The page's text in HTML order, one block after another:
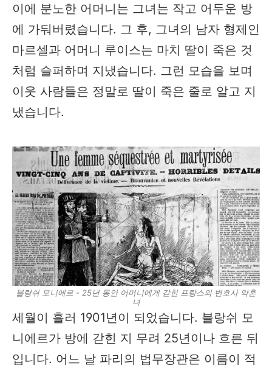
이에 분노한 어머니는 그녀는 작고 어두운 방
에 가둬버렸습니다. 그 후, 그녀의 남자 형제인
마르셀과 어머니 루이스는 마치 딸이 죽은 것
처럼 슬퍼하며 지냈습니다. 그런 모습을 보며
이웃 사람들은 정말로 딸이 죽은 줄로 알고 지
냈습니다.
블랑쉬 모니에르 - 25년 동안 어머니에게 갇힌 프랑스의 변호사 약혼
녀
세월이 흘러 1901년이 되었습니다. 블랑쉬 모
니에르가 방에 갇힌 지 무려 25년이나 흐른 뒤
입니다. 어느 날 파리의 법무장관은 이름이 적